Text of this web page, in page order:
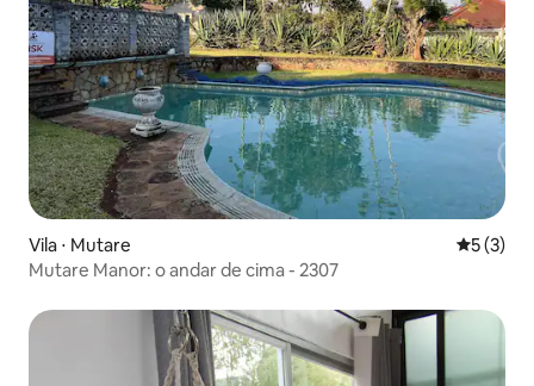
Vila ⋅ Mutare 5 de
5 (3)
Mutare Manor: o andar de cima - 2307